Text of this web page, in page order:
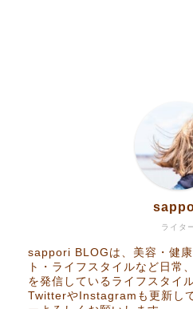
ライタ
sappori BLOGは、美容・健
ト・ライフスタイルなど日常
を発信しているライフスタイ
TwitterやInstagramも更新し